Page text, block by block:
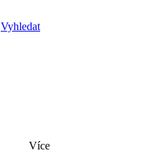
Vyhledat
Více